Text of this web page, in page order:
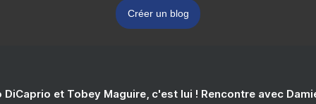
Créer un blog
DiCaprio et Tobey Maguire, c'est lui ! Rencontre avec